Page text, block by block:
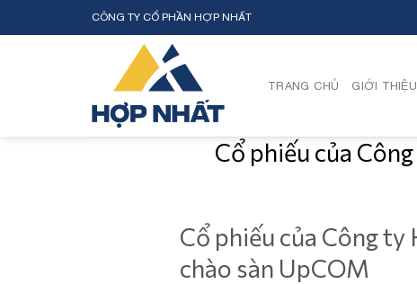
to
CÔNG TY CỔ PHẦN HỢP NHẤT
TRANG CHỦ GIỚI THIỆU
Cổ phiếu của
Cổ phiếu của Công
chào sàn UpCOM